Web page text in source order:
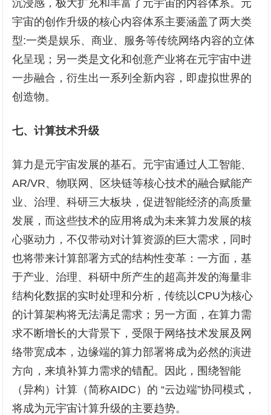
沉浸感，极大扩充和丰富了元宇宙的内容体系。元
宇宙的创作升级的核心内容体系主要涵盖了两大类
型:一类是娱乐、商业、服务等传统网络内容的立体
化呈现；另一类是文化和创意产业将在元宇宙中进
一步融合，衍生出一系列全新内容，即虚拟世界的
创造物。
七、计算技术升级
算力是元宇宙发展的基石。元宇宙通过人工智能、
AR/VR、物联网、区块链等核心技术的融合赋能产
业、治理、科研三大板块，促进智能经济的高质量
发展，而这些技术的应用将成为未来算力发展的核
心驱动力，不仅带动对计算资源的巨大需求，同时
也将带来计算部署方式的结构性变革：一方面，基
于产业、治理、科研中所产生的超高并发的海量非
结构化数据的实时处理和分析，传统以CPU为核心
的计算架构将无法满足需求；另一方面，在算力需
求不断增长的大背景下，受限于网络技术发展及网
络带宽成本，边缘端的算力部署将成为必然的演进
方向，来填补算力需求的错配。因此，围绕智能
（异构）计算（简称AIDC）的 “云边端”协同模式，
将成为元宇宙计算升级的主要趋势。